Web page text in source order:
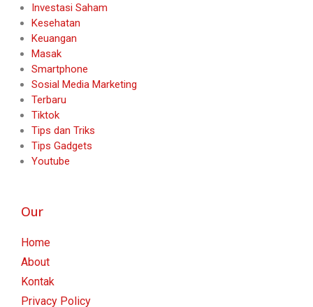
Investasi Saham
Kesehatan
Keuangan
Masak
Smartphone
Sosial Media Marketing
Terbaru
Tiktok
Tips dan Triks
Tips Gadgets
Youtube
Our
Home
About
Kontak
Privacy Policy